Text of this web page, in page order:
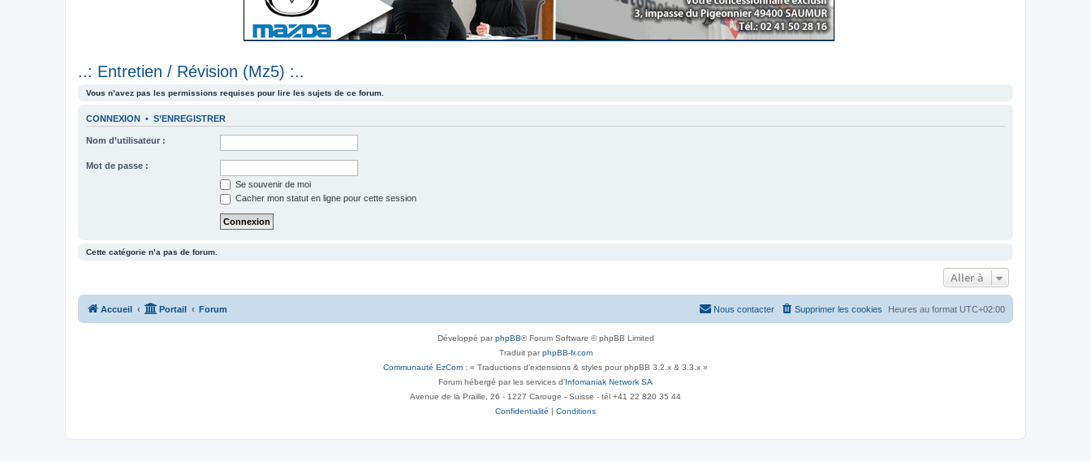
..: Entretien / Révision (Mz5) :..
Vous n’avez pas les permissions requises pour lire les sujets de ce forum.
CONNEXION • S’ENREGISTRER
Nom d’utilisateur :
Mot de passe :
Se souvenir de moi
Cacher mon statut en ligne pour cette session
Cette catégorie n’a pas de forum.
Aller à
Accueil Portail Forum Heures au format UTC+02:00
Supprimer les cookies
Nous contacter
Développé parphpBB® Forum Software © phpBB Limited
Traduit parphpBB-fr.com
Communauté EzCom : « Traductions d'extensions & styles pour phpBB 3.2.x & 3.3.x »
Forum hébergé par les services d’Infomaniak Network SA
Avenue de la Praille, 26 - 1227 Carouge - Suisse - tél +41 22 820 35 44
Confidentialité | Conditions